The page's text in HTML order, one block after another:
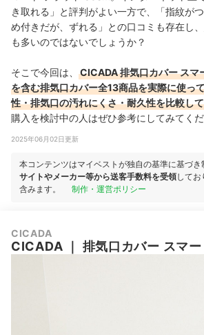
き取れる」と評判がよい一方で、「指紋が
め付きだが、ずれる」との口コミも存在し
も多いのではないでしょうか？
そこで今回は、
CICADA 排気口カバー ス
を含む排気口カバー全13商品を実際に使っ
性・排気口の汚れにくさ・耐久性を比較し
購入を検討中の人はぜひ参考にしてみてくだ
2025年06月02日更新
本コンテンツはマイベストが独自の基準に基づき
サイトやメーカー等から送客手数料を受領して
含みます。
制作・運営ポリシー
CICADA
CICADA 排気口カバー スマー